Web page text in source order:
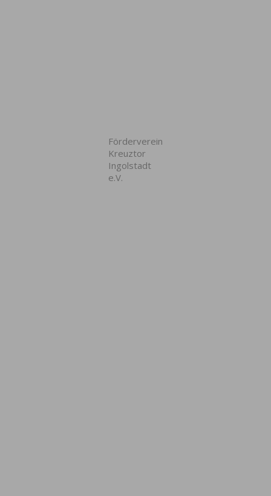
Förderverein
Kreuztor
Ingolstadt
e.V.